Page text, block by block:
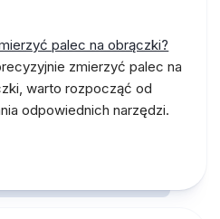
palec na obrączki?
zmierzyć palec na
warto rozpocząć od
odpowiednich narzędzi.